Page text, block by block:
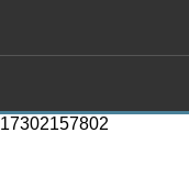
17302157802